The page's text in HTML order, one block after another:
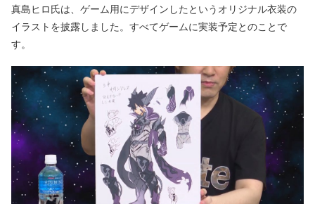
真島ヒロ氏は、ゲーム用にデザインしたというオリジナル衣装の
イラストを披露しました。すべてゲームに実装予定とのことで
す。